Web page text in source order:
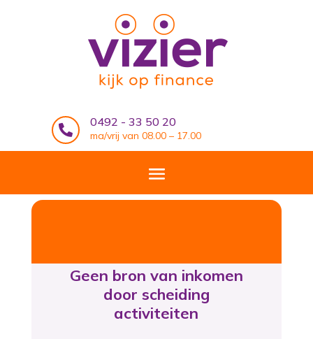

0492 - 33 50 20
ma/vrij van 08.00 – 17.00
Geen bron van inkomen
door scheiding
activiteiten